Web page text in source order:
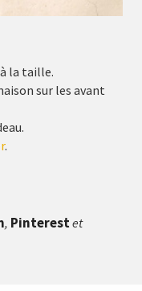
la taille.
sur les avant
.
, Pinterestet